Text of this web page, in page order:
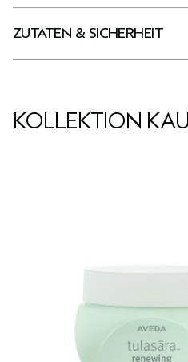
ZUTATEN & SICHERHEIT
KOLLEKTION